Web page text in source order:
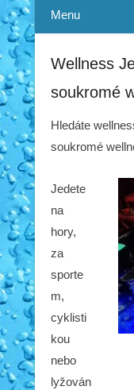
Menu
Wellness
soukromé
Hledáte
soukromé
Jedete
na
hory,
za
sporte
m,
cyklisti
kou
nebo
lyžován